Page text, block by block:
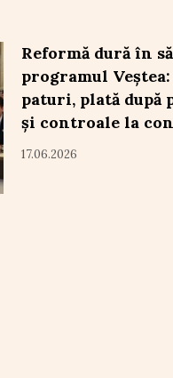
Reformă dură în
programul
paturi, plată după
și controale la
17.06.2026